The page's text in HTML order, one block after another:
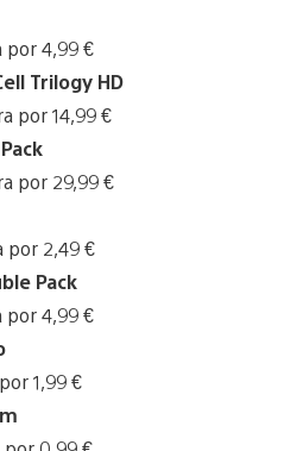
4,99 €
Trilogy HD
por 14,99 €
por 29,99 €
2,49 €
Pack
4,99 €
1,99 €